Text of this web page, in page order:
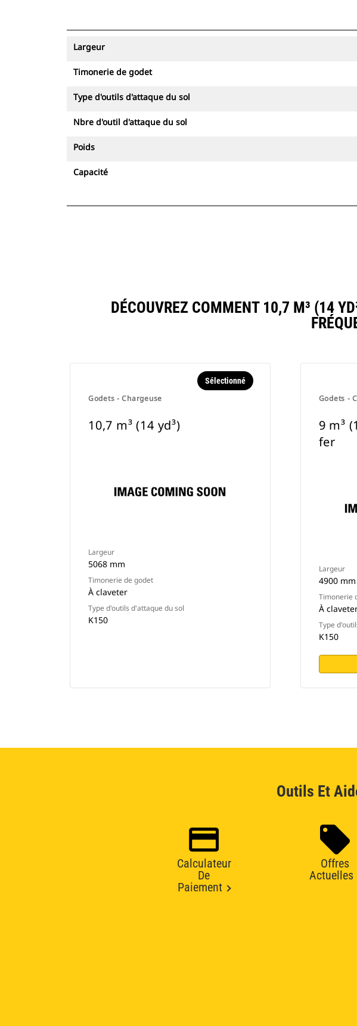
Largeur
Timonerie de godet
Type d'outils d'attaque du sol
Nbre d'outil d'attaque du sol
Poids
Capacité
DÉCOUVREZ COMMENT 10,7 M³ (14
Godets - Chargeuse
Sélectionné
10,7 m³ (14 yd³)
Largeur
5068 mm
Timonerie de godet
À claveter
Type d'outils d'attaque du sol
K150
Godets -
9 m³
fer
Largeur
4900 mm
Timonerie
À
Type
K150
Outils Et
Calculateur
De
Paiement
Offres
Actuelles